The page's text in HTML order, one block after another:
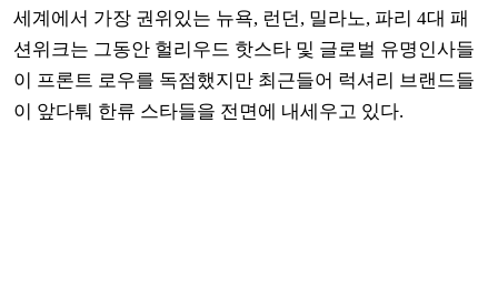
세계에서 가장 권위있는 뉴욕, 런던, 밀라노, 파리 4대 패
션위크는 그동안 헐리우드 핫스타 및 글로벌 유명인사들
이 프론트 로우를 독점했지만 최근들어 럭셔리 브랜드들
이 앞다퉈 한류 스타들을 전면에 내세우고 있다.